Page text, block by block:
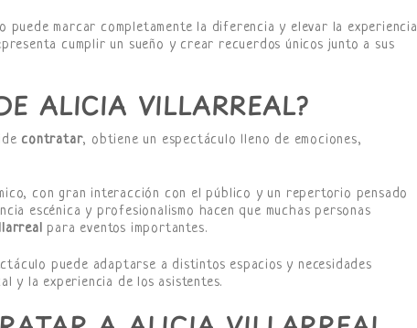
puede marcar completamente la diferencia y elevar la experiencia
cumplir un sueño y crear recuerdos únicos junto a sus
ALICIA VILLARREAL?
contratar, obtiene un espectáculo lleno de emociones,
con gran interacción con el público y un repertorio pensado
escénica y profesionalismo hacen que muchas personas
para eventos importantes.
puede adaptarse a distintos espacios y necesidades
y la experiencia de los asistentes.